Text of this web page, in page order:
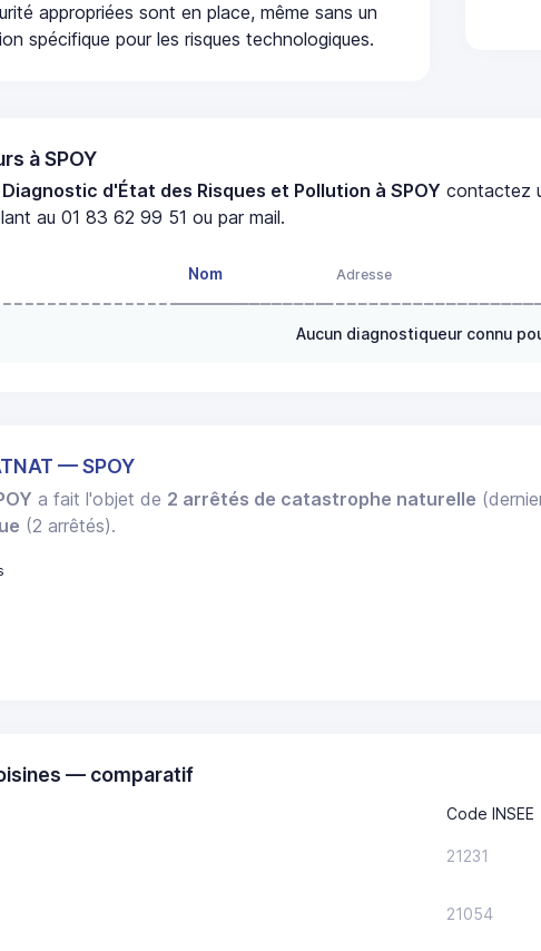
appropriées sont en place, même sans un
spécifique pour les risques technologiques.
à SPOY
Diagnostic d'État des Risques et Pollution à SPOY contactez
au 01 83 62 99 51 ou par mail.
Nom Adresse
Aucun diagnostiqueur connu
— SPOY
a fait l'objet de 2 arrêtés de catastrophe naturelle
(2 arrêtés).
— comparatif
Code INSEE
21231
21054